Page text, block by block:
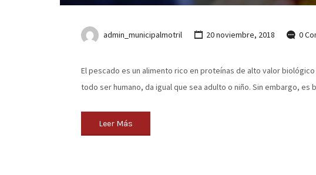
admin_municipalmotril 20 noviembre, 2018 0
El pescado es un alimento rico en proteínas de alto valor
todo ser humano, da igual que sea adulto o niño. Sin embargo,
Leer Más